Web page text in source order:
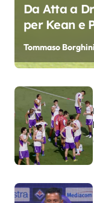
Da Atta a
per Kean e
oscar del
Tommaso Borghini